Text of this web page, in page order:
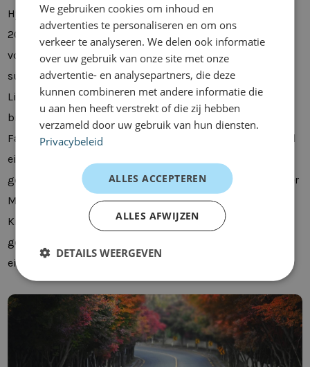
Hybridvariante. 2017 folgte der Plug-in-Hybrid, bevor
2018 auch eine vollelektrisch angetriebene Variante
vorgestellt wurde.Kia Niroverfügbar wurde. Die
südkoreanische Marke bedient mit derNiroauch
Liebhaber von Crossovern oder Mini-SUVs. Das Auto
bietet dank eines leistungsstarken Elektromotors viel
Fahrkomfort. Wenn Sie also ein Geschäftsfahrer sind und
ein Elektroauto suchen, dann ist die
geeignet. Bei Dealerleasing können Sie
kurzfristiger
Mietvertrag. Somit fällt für Sie am Ende nur noch der
Kraftstoff separat an. Unsere Leasingberater beraten Sie
gerne zum Fahren von Elektro- oder Hybridautos,
einschließlich der
We gebruiken cookies om inhoud en
advertenties te personaliseren en om ons
verkeer te analyseren. We delen ook informatie
over uw gebruik van onze site met onze
advertentie- en analysepartners, die deze
kunnen combineren met andere informatie die
u aan hen heeft verstrekt of die zij hebben
verzameld door uw gebruik van hun diensten.
Privacybeleid
ALLES ACCEPTEREN
ALLES AFWIJZEN
DETAILS WEERGEVEN